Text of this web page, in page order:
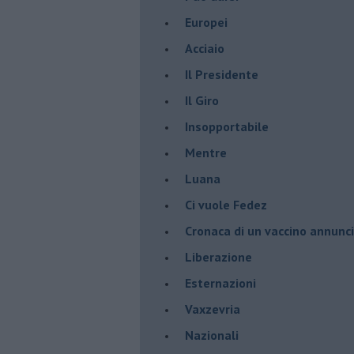
Europei
Acciaio
Il Presidente
​Il Giro
Insopportabile
​Mentre
Luana
​Ci vuole Fedez
​Cronaca di un vaccino
​Liberazione
Esternazioni
Vaxzevria
Nazionali